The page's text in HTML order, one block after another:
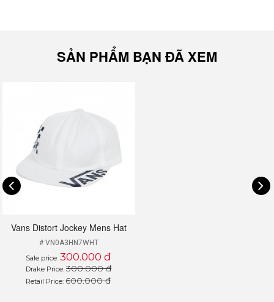
SẢN PHẨM BẠN ĐÃ XEM
Vans Distort Jockey Mens Hat
# VN0A3HN7WHT
Sale price:300.000 đ
Drake Price:300.000 đ
Retail Price:600.000 đ